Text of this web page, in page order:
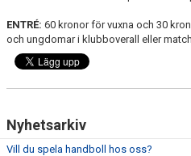
ENTRÉ: 60 kronor för vuxna och 30
och ungdomar i klubboverall eller
Nyhetsarkiv
Vill du spela handboll hos oss?